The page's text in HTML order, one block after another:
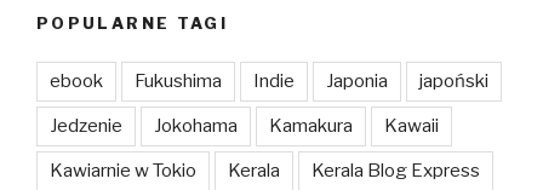
POPULARNE TAGI
ebook Fukushima Indie Japonia japoński
Jedzenie Jokohama Kamakura Kawaii
Kawiarnie w Tokio Kerala Kerala Blog Express